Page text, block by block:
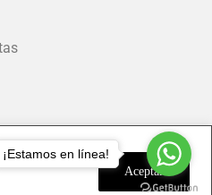
Aceptar
¡Estamos en línea!